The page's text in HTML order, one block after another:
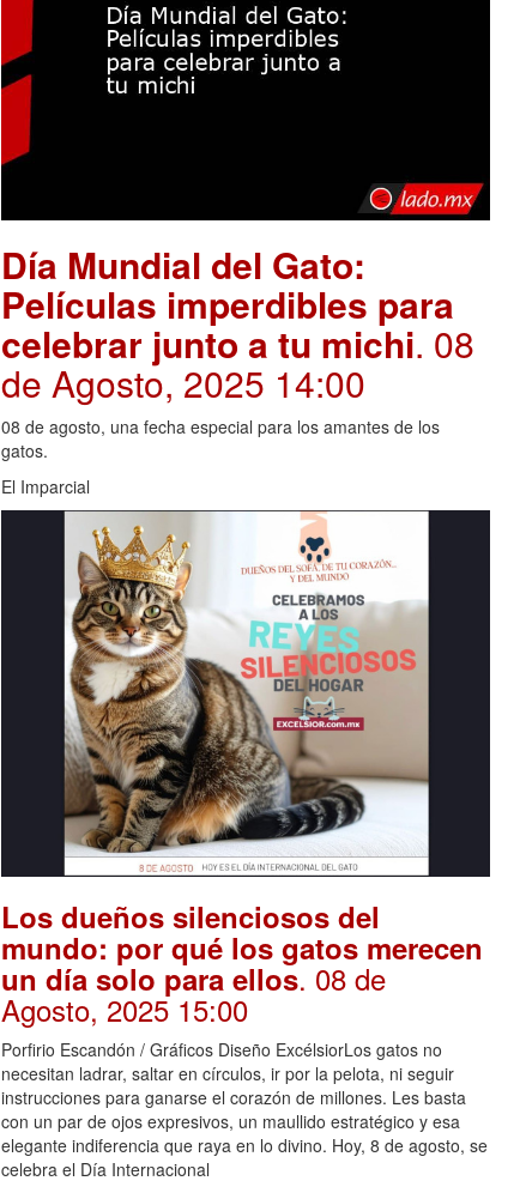
Día Mundial del Gato:
Películas imperdibles para
celebrar junto a tu michi. 08
de Agosto, 2025 14:00
08 de agosto, una fecha especial para los amantes de los
gatos.
El Imparcial
Los dueños silenciosos del
mundo: por qué los gatos merecen
un día solo para ellos. 08 de
Agosto, 2025 15:00
Porfirio Escandón / Gráficos Diseño ExcélsiorLos gatos no
necesitan ladrar, saltar en círculos, ir por la pelota, ni seguir
instrucciones para ganarse el corazón de millones. Les basta
con un par de ojos expresivos, un maullido estratégico y esa
elegante indiferencia que raya en lo divino. Hoy, 8 de agosto, se
celebra el Día Internacional